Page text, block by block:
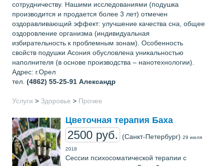
сотрудничеству. Нашими исследованиями (подушка
производится и продается более 3 лет) отмечен
оздоравливающий эффект: улучшение качества сна, общее
оздоровление организма (индивидуальная
избирательность к проблемным зонам). Особенность
свойств подушки Асония обусловлена уникальностью
наполнителя (в основе производства – нанотехнологии).
Адрес: г.Орел
тел. (4862) 55-25-91 Александр
Услуги > Здоровье > Прочее
Цветочная терапия Баха
2500 руб. (Санкт-Петербург) 29 июля
2018
Сессии психосоматической терапии с